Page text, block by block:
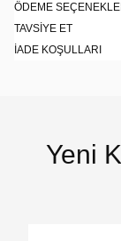
ÖDEME
TAVSIYE ET
İADE KOŞULLARI
Yeni